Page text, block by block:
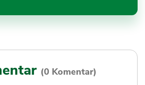
(0 Komentar)